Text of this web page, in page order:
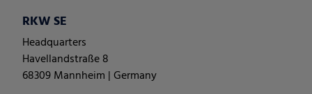
RKW SE
Headquarters
Havellandstraße 8
68309 Mannheim | Germany